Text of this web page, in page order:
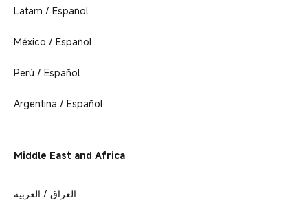
Latam / Español
México / Español
Perú / Español
Argentina / Español
Middle East and Africa
العراق / العربية